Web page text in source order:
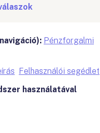
Pénzforgalmi
Felhasználói segédlet
használatával